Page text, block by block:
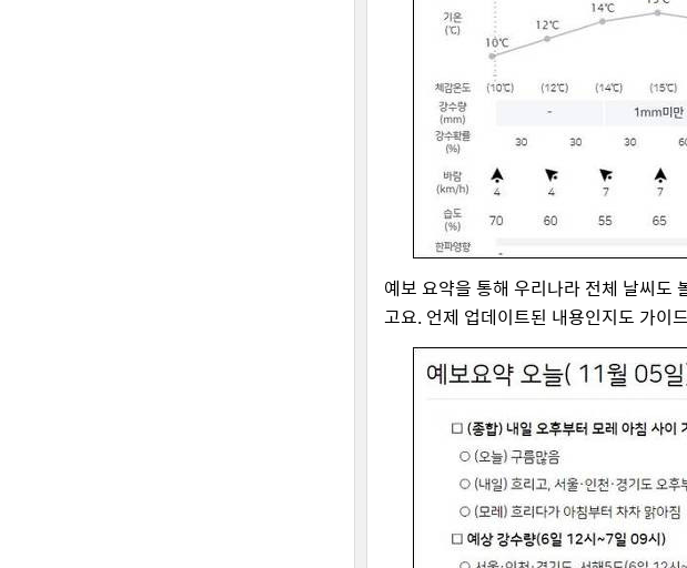
예보 요약을 통해 우리나라 전체 날씨도
고요. 언제 업데이트된 내용인지도 가이